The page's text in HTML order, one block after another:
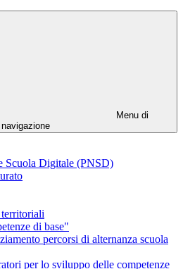
Menu di
navigazione
Scuola Digitale (PNSD)
di base"
percorsi di alternanza scuola
per lo sviluppo delle competenze